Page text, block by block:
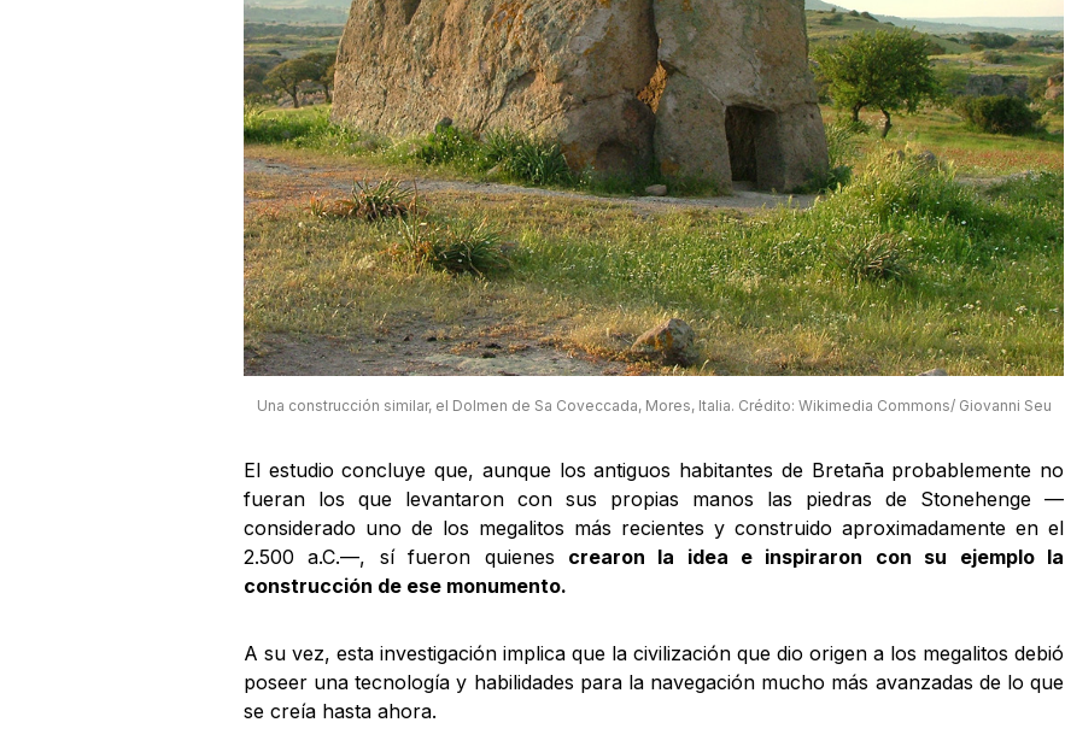
Una construcción similar, el Dolmen de Sa Coveccada, Mores, Italia. Crédito: Wikimedia Commons/ Giovanni Seu
El estudio concluye que, aunque los antiguos habitantes de Bretaña probablemente no
fueran los que levantaron con sus propias manos las piedras de Stonehenge —
considerado uno de los megalitos más recientes y construido aproximadamente en el
2.500 a.C.—, sí fueron quienes crearon la idea e inspiraron con su ejemplo la
construcción de ese monumento.
A su vez, esta investigación implica que la civilización que dio origen a los megalitos debió
poseer una tecnología y habilidades para la navegación mucho más avanzadas de lo que
se creía hasta ahora.